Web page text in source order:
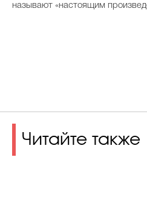
называют «настоящим
Читайте также